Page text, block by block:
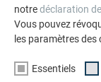
notredéclaration
Vous pouvez
les paramètres des
Essentiels